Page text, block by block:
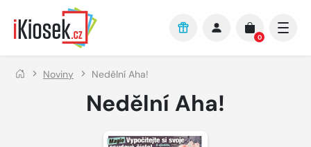
Přejít na hlavní obsah
0
Noviny Nedělní Aha!
Nedělní Aha!